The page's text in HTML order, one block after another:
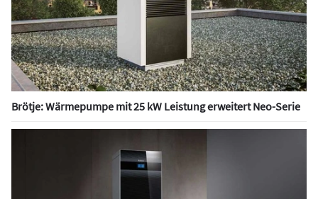
Brötje: Wärmepumpe mit 25 kW Leistung erweitert Neo-Serie